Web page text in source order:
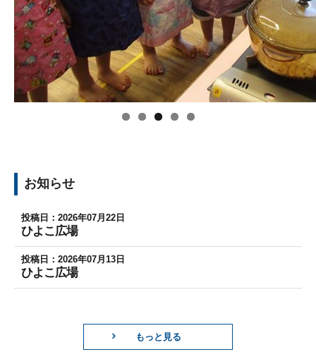
お知らせ
投稿日：2026年07月22日
ひよこ広場
投稿日：2026年07月13日
ひよこ広場
もっと見る